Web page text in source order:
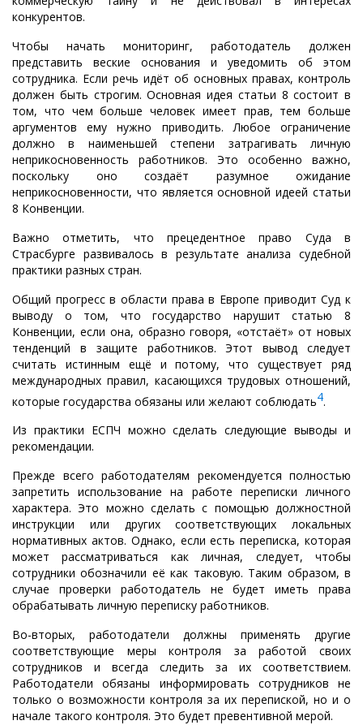
конкурентов.
Чтобы начать мониторинг, работодатель должен
представить веские основания и уведомить об этом
сотрудника. Если речь идёт об основных правах, контроль
должен быть строгим. Основная идея статьи 8 состоит в
том, что чем больше человек имеет прав, тем больше
аргументов ему нужно приводить. Любое ограничение
должно в наименьшей степени затрагивать личную
неприкосновенность работников. Это особенно важно,
поскольку оно создаёт разумное ожидание
неприкосновенности, что является основной идеей статьи
8 Конвенции.
Важно отметить, что прецедентное право Суда в
Страсбурге развивалось в результате анализа судебной
практики разных стран.
Общий прогресс в области права в Европе приводит Суд к
выводу о том, что государство нарушит статью 8
Конвенции, если она, образно говоря, «отстаёт» от новых
тенденций в защите работников. Этот вывод следует
считать истинным ещё и потому, что существует ряд
международных правил, касающихся трудовых отношений,
которые государства обязаны или желают соблюдать4.
Из практики ЕСПЧ можно сделать следующие выводы и
рекомендации.
Прежде всего работодателям рекомендуется полностью
запретить использование на работе переписки личного
характера. Это можно сделать с помощью должностной
инструкции или других соответствующих локальных
нормативных актов. Однако, если есть переписка, которая
может рассматриваться как личная, следует, чтобы
сотрудники обозначили её как таковую. Таким образом, в
случае проверки работодатель не будет иметь права
обрабатывать личную переписку работников.
Во-вторых, работодатели должны применять другие
соответствующие меры контроля за работой своих
сотрудников и всегда следить за их соответствием.
Работодатели обязаны информировать сотрудников не
только о возможности контроля за их перепиской, но и о
начале такого контроля. Это будет превентивной мерой.